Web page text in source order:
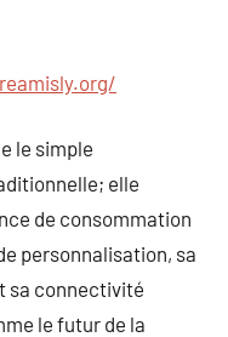
le simple
elle
de consommation
personnalisation, sa
sa connectivité
le futur de la